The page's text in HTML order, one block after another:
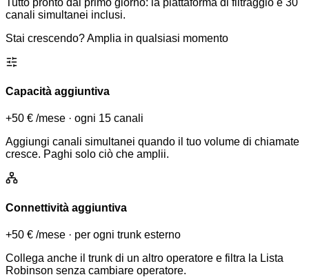
canali simultanei inclusi.
Stai crescendo? Amplia in qualsiasi momento
Capacità aggiuntiva
+50 € /mese · ogni 15 canali
Aggiungi canali simultanei quando il tuo volume di chiamate
cresce. Paghi solo ciò che amplii.
Connettività aggiuntiva
+50 € /mese · per ogni trunk esterno
Collega anche il trunk di un altro operatore e filtra la Lista
Robinson senza cambiare operatore.